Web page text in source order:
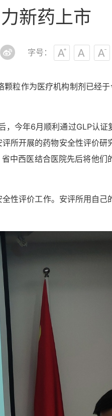
新药上市
字号：
颗粒作为医疗机构制剂已经
，今年6月顺利通过GLP认证
所开展的药物安全性评价研
中西医结合医院先后将他们
性评价工作。安评所用自己